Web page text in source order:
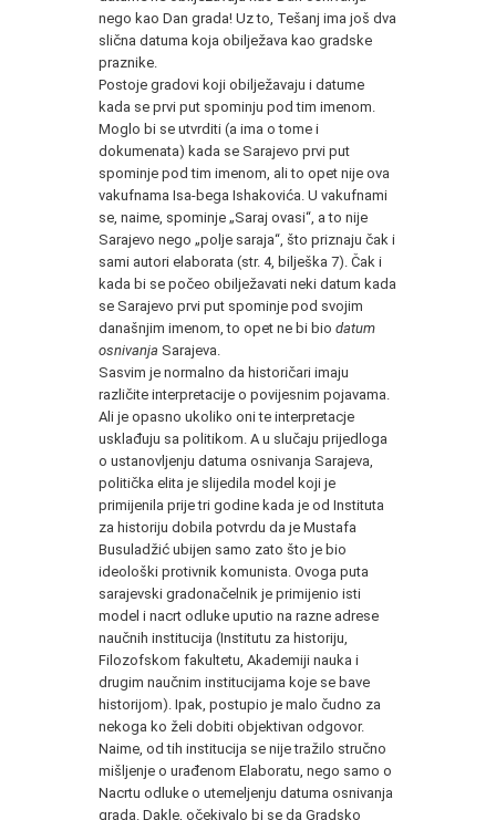
nego kao Dan grada! Uz to, Tešanj ima još dva
slična datuma koja obilježava kao gradske
praznike.
Postoje gradovi koji obilježavaju i datume
kada se prvi put spominju pod tim imenom.
Moglo bi se utvrditi (a ima o tome i
dokumenata) kada se Sarajevo prvi put
spominje pod tim imenom, ali to opet nije ova
vakufnama Isa-bega Ishakovića. U vakufnami
se, naime, spominje „Saraj ovasi“, a to nije
Sarajevo nego „polje saraja“, što priznaju čak i
sami autori elaborata (str. 4, bilješka 7). Čak i
kada bi se počeo obilježavati neki datum kada
se Sarajevo prvi put spominje pod svojim
današnjim imenom, to opet ne bi bio datum
osnivanja Sarajeva.
Sasvim je normalno da historičari imaju
različite interpretacije o povijesnim pojavama.
Ali je opasno ukoliko oni te interpretacje
usklađuju sa politikom. A u slučaju prijedloga
o ustanovljenju datuma osnivanja Sarajeva,
politička elita je slijedila model koji je
primijenila prije tri godine kada je od Instituta
za historiju dobila potvrdu da je Mustafa
Busuladžić ubijen samo zato što je bio
ideološki protivnik komunista. Ovoga puta
sarajevski gradonačelnik je primijenio isti
model i nacrt odluke uputio na razne adrese
naučnih institucija (Institutu za historiju,
Filozofskom fakultetu, Akademiji nauka i
drugim naučnim institucijama koje se bave
historijom). Ipak, postupio je malo čudno za
nekoga ko želi dobiti objektivan odgovor.
Naime, od tih institucija se nije tražilo stručno
mišljenje o urađenom Elaboratu, nego samo o
Nacrtu odluke o utemeljenju datuma osnivanja
grada. Dakle, očekivalo bi se da Gradsko